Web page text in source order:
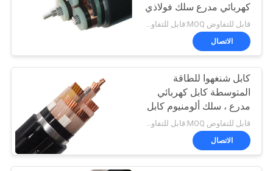
كابل المطاط مغمد
مراقبة الكابلات
76
كهربائي مدرع سلك فولاذي
مدرع PVC عازل كابل
التحكم النحاسي
الاتصال
كابل شنغهوا للطاقة
المتوسطة كابل كهربائي
مدرع ، سلك ألومنيوم كابل
مدرع
الاتصال